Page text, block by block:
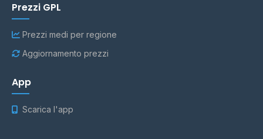
Prezzi GPL
Prezzi medi per regione
Aggiornamento prezzi
App
Scarica l'app